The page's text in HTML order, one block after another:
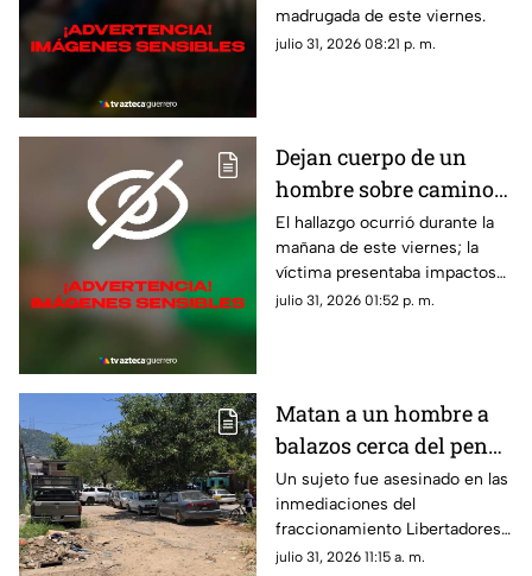
madrugada de este viernes.
julio 31, 2026 08:21 p. m.
Dejan cuerpo de un
hombre sobre camino
de terracería en Iguala
El hallazgo ocurrió durante la
mañana de este viernes; la
víctima presentaba impactos
de bala.
julio 31, 2026 01:52 p. m.
Matan a un hombre a
balazos cerca del penal
de Acapulco
Un sujeto fue asesinado en las
inmediaciones del
fraccionamiento Libertadores
durante la tarde de este
julio 31, 2026 11:15 a. m.